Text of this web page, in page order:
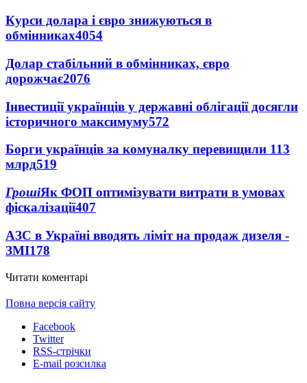
Курси долара і євро знижуються в
обмінниках4054
Долар стабільний в обмінниках, євро
дорожчає2076
Інвестиції українців у державні облігації досягли
історичного максимуму572
Борги українців за комуналку перевищили 113
млрд519
ГрошіЯк ФОП оптимізувати витрати в умовах
фіскалізації407
АЗС в Україні вводять ліміт на продаж дизеля -
ЗМІ178
Читати коментарі
Повна версія сайту
Facebook
Twitter
RSS-стрічки
E-mail розсилка